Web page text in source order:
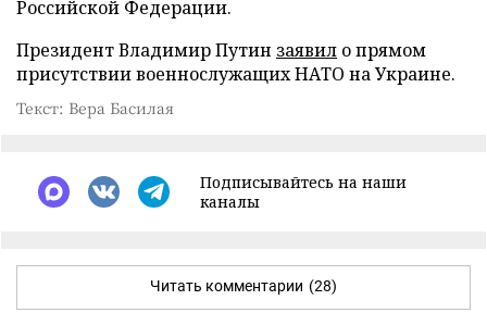
Российской Федерации.
Президент Владимир Путин заявил о прямом
присутствии военнослужащих НАТО на Украине.
Текст: Вера Басилая
Подписывайтесь на наши
каналы
Читать комментарии (28)